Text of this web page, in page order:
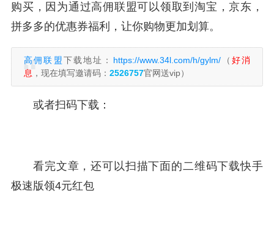
购买，因为通过高佣联盟可以领取到淘宝，京东，
拼多多的优惠券福利，让你购物更加划算。
高佣联盟下载地址： https://www.34l.com/h/gylm/（ 好消
息 ，现在填写邀请码： 2526757官网送vip）
或者扫码下载：
看完文章，还可以扫描下面的二维码下载快手
极速版领4元红包